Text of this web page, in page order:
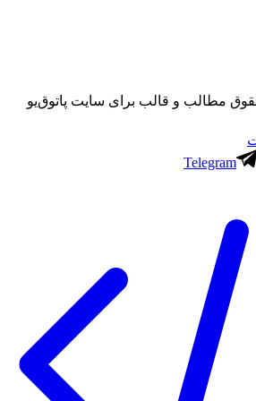
حقوق مطالب و قالب برای سایت پاتوق‌یو
Telegram